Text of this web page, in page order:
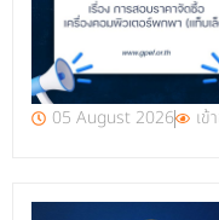
05 August 2026 เ